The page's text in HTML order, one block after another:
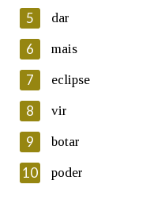
electrónico, así como
persoal, que estes datos
automatizado de carácter
ficheiros informáticos. Así
seu dereito de acceso,
seus datos poñéndose en
Lin e acepto as
Introduce o código que
5 dar
6 mais
7 eclipse
8 vir
9 botar
10 poder